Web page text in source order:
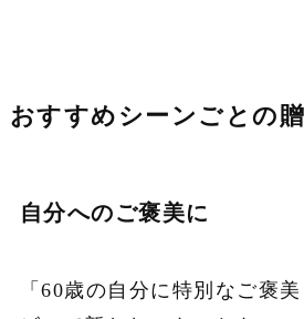
おすすめシーンごとの
自分へのご褒美に
「60歳の自分に特別なご褒